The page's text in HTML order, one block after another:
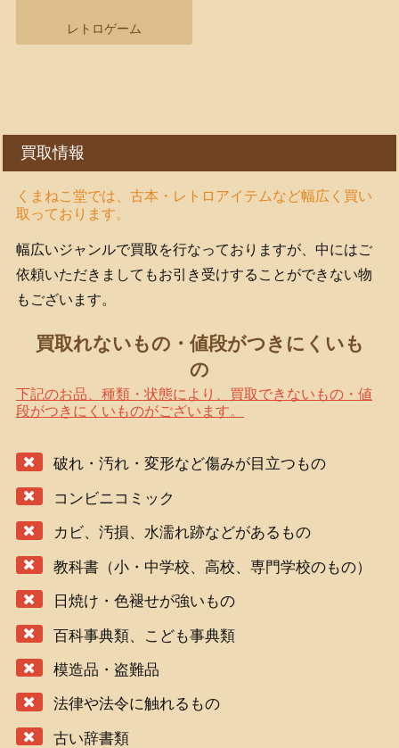
レトロゲーム
買取情報
くまねこ堂では、古本・レトロアイテムなど幅広く買い
取っております。
幅広いジャンルで買取を行なっておりますが、中にはご
依頼いただきましてもお引き受けすることができない物
もございます。
買取れないもの・値段がつきにくいも
の
下記のお品、種類・状態により、買取できないもの・値
段がつきにくいものがございます。
破れ・汚れ・変形など傷みが目立つもの
コンビニコミック
カビ、汚損、水濡れ跡などがあるもの
教科書（小・中学校、高校、専門学校のもの）
日焼け・色褪せが強いもの
百科事典類、こども事典類
模造品・盗難品
法律や法令に触れるもの
古い辞書類